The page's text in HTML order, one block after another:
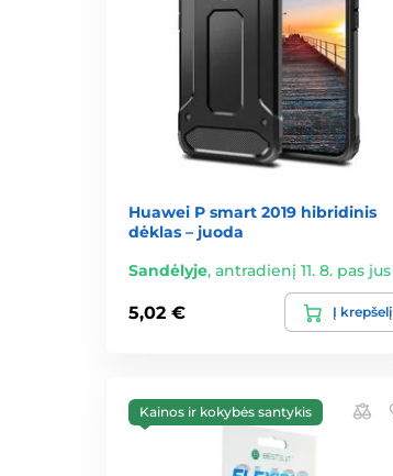
Huawei P smart 2019 hibridinis
dėklas – juoda
Sandėlyje, antradienį 11. 8. pas jus
5,02 € Į krepšelį
Kainos ir kokybės santykis